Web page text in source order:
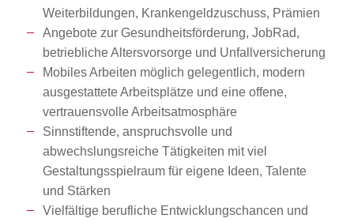
Weiterbildungen, Krankengeldzuschuss, Prämien
Angebote zur Gesundheitsförderung, JobRad,
betriebliche Altersvorsorge und Unfallversicherung
Mobiles Arbeiten möglich gelegentlich, modern
ausgestattete Arbeitsplätze und eine offene,
vertrauensvolle Arbeitsatmosphäre
Sinnstiftende, anspruchsvolle und
abwechslungsreiche Tätigkeiten mit viel
Gestaltungsspielraum für eigene Ideen, Talente
und Stärken
Vielfältige berufliche Entwicklungschancen und